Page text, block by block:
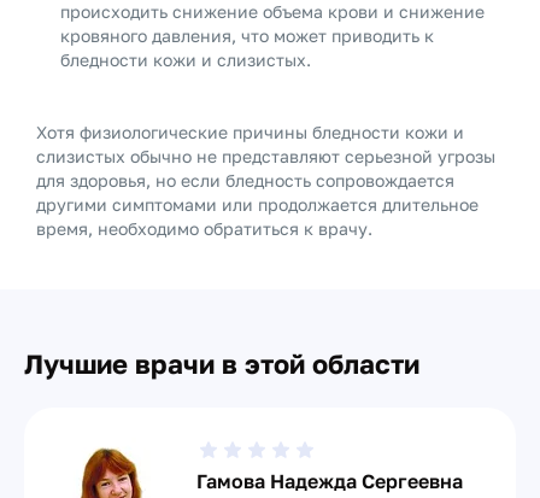
происходить снижение объема крови и снижение
кровяного давления, что может приводить к
бледности кожи и слизистых.
Хотя физиологические причины бледности кожи и
слизистых обычно не представляют серьезной угрозы
для здоровья, но если бледность сопровождается
другими симптомами или продолжается длительное
время, необходимо обратиться к врачу.
Лучшие врачи в этой области
Гамова Надежда Сергеевна